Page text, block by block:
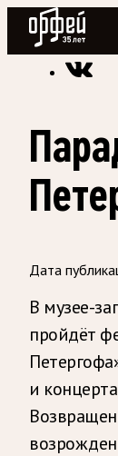
Радио Орфей
Радио
Дата
В музее-
пройдёт
и